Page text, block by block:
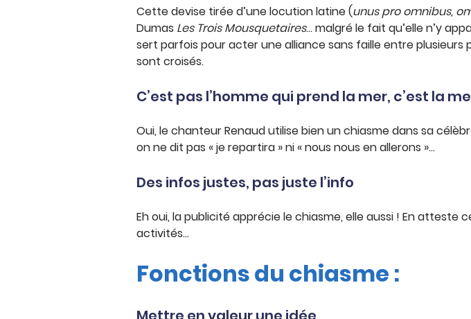
Cette devise tirée d’une locution latine (unus pro omnibus,
Dumas Les Trois Mousquetaires… malgré le fait qu’elle n’y
sert parfois pour acter une alliance sans faille entre plusieurs
sont croisés.
C’est pas l’homme qui prend la mer, c’est la
Oui, le chanteur Renaud utilise bien un chiasme dans sa
on ne dit pas « je repartira » ni « nous nous en allerons »…
Des infos justes, pas juste l’info
Eh oui, la publicité apprécie le chiasme, elle aussi ! En
activités…
Fonctions du chiasme :